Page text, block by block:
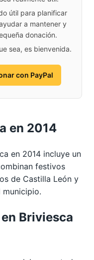
útil para planificar
a mantener y
donación.
sea, es bienvenida.
con PayPal
en 2014
en 2014 incluye un
festivos
de Castilla León y
Briviesca